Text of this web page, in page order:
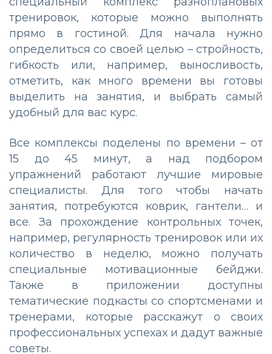
тренировок, которые можно выполнять
прямо в гостиной. Для начала нужно
определиться со своей целью – стройность,
гибкость или, например, выносливость,
отметить, как много времени вы готовы
выделить на занятия, и выбрать самый
удобный для вас курс.
Все комплексы поделены по времени – от
15 до 45 минут, а над подбором
упражнений работают лучшие мировые
специалисты. Для того чтобы начать
занятия, потребуются коврик, гантели… и
все. За прохождение контрольных точек,
например, регулярность тренировок или их
количество в неделю, можно получать
специальные мотивационные бейджи.
Также в приложении доступны
тематические подкасты со спортсменами и
тренерами, которые расскажут о своих
профессиональных успехах и дадут важные
советы.